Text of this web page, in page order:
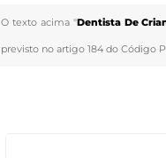
O texto acima "Dentista De
previsto no artigo 184 do Código